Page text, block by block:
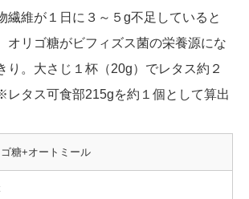
繊維が１日に３～５g不足していると
オリゴ糖がビフィズス菌の栄養源にな
り。大さじ１杯（20g）でレタス約２
タス可食部215gを約１個として算出
糖+オートミール